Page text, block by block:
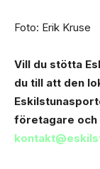
Foto: Erik Kruse
Vill du stötta
du till att den
företagare och